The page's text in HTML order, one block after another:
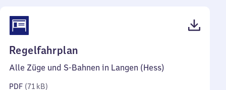
Regelfahrplan
71
Alle Züge und S-Bahnen in Langen (Hess)
PDF (71 kB)